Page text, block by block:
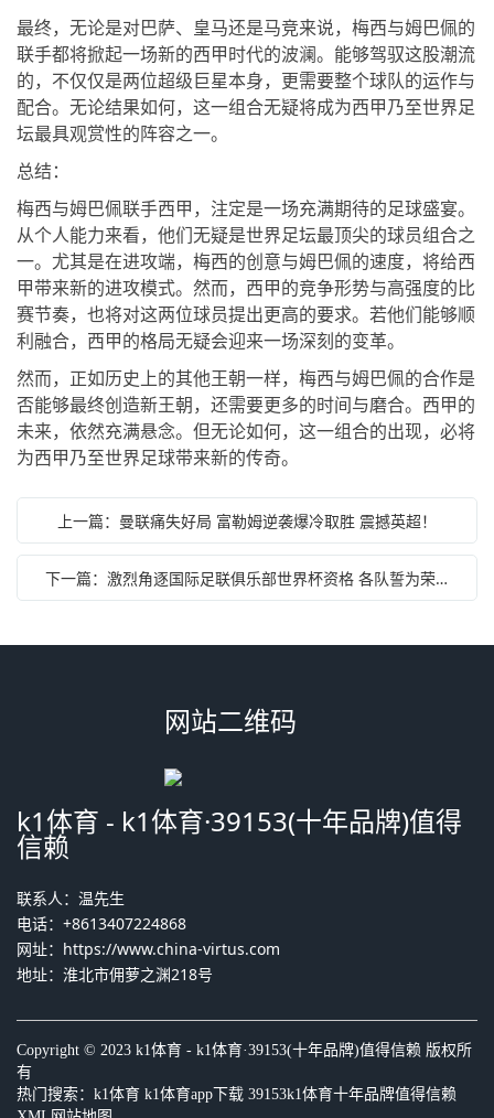
最终，无论是对巴萨、皇马还是马竞来说，梅西与姆巴佩的
联手都将掀起一场新的西甲时代的波澜。能够驾驭这股潮流
的，不仅仅是两位超级巨星本身，更需要整个球队的运作与
配合。无论结果如何，这一组合无疑将成为西甲乃至世界足
坛最具观赏性的阵容之一。
总结：
梅西与姆巴佩联手西甲，注定是一场充满期待的足球盛宴。
从个人能力来看，他们无疑是世界足坛最顶尖的球员组合之
一。尤其是在进攻端，梅西的创意与姆巴佩的速度，将给西
甲带来新的进攻模式。然而，西甲的竞争形势与高强度的比
赛节奏，也将对这两位球员提出更高的要求。若他们能够顺
利融合，西甲的格局无疑会迎来一场深刻的变革。
然而，正如历史上的其他王朝一样，梅西与姆巴佩的合作是
否能够最终创造新王朝，还需要更多的时间与磨合。西甲的
未来，依然充满悬念。但无论如何，这一组合的出现，必将
为西甲乃至世界足球带来新的传奇。
上一篇：曼联痛失好局 富勒姆逆袭爆冷取胜 震撼英超！
下一篇：激烈角逐国际足联俱乐部世界杯资格 各队誓为荣誉全力以赴
网站二维码
k1体育 - k1体育·39153(十年品牌)值得
信赖
联系人：温先生
电话：+8613407224868
网址： https://www.china-virtus.com
地址：淮北市佣萝之渊218号
Copyright © 2023 k1体育 - k1体育·39153(十年品牌)值得信赖 版权所
有
热门搜索： k1体育 k1体育app下载 39153k1体育十年品牌值得信赖